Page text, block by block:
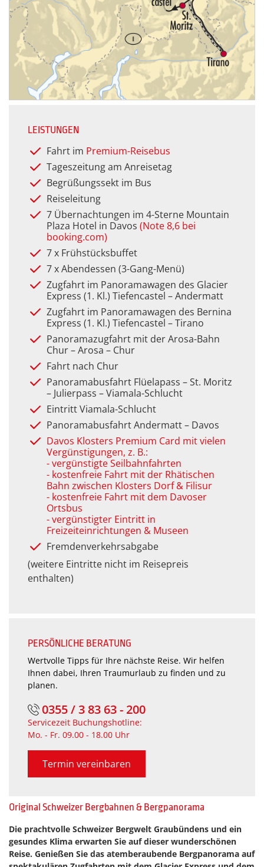
Original Schweizer Bergbahnen & Bergpanorama
Die prachtvolle Schweizer Bergwelt Graubündens und ein
gesundes Klima erwarten Sie auf dieser wunderschönen
Reise. Genießen Sie das atemberaubende Bergpanorama auf
LEISTUNGEN
Fahrt im Premium-Reisebus
Tageszeitung am Anreisetag
Begrüßungssekt im Bus
Reiseleitung
7 Übernachtungen im 4-Sterne Mountain
Plaza Hotel in Davos (Note 8,6 bei
booking.com)
7 x Frühstücksbuffet
7 x Abendessen (3-Gang-Menü)
Zugfahrt im Panoramawagen des Glacier
Express (1. Kl.) Tiefencastel – Andermatt
Zugfahrt im Panoramawagen des Bernina
Express (1. Kl.) Tiefencastel – Tirano
Panoramazugfahrt mit der Arosa-Bahn
Chur – Arosa – Chur
Fahrt nach Chur
Panoramabusfahrt Flüelapass – St. Moritz
– Julierpass – Viamala-Schlucht
Eintritt Viamala-Schlucht
Panoramabusfahrt Andermatt – Davos
Davos Klosters Premium Card mit vielen
Vergünstigungen, z. B.:
- vergünstigte Seilbahnfahrten
- kostenfreie Fahrt mit der Rhätischen
Bahn zwischen Klosters Dorf & Filisur
- kostenfreie Fahrt mit dem Davoser
Ortsbus
- vergünstigter Eintritt in
Freizeiteinrichtungen & Museen
Fremdenverkehrsabgabe
(weitere Eintritte nicht im Reisepreis
enthalten)
PERSÖNLICHE BERATUNG
Wertvolle Tipps für Ihre nächste Reise. Wir helfen
Ihnen dabei, Ihren Traumurlaub zu finden und zu
planen.
0355 / 3 83 63 - 200
Servicezeit Buchungshotline:
Mo. - Fr. 09.00 - 18.00 Uhr
Termin vereinbaren